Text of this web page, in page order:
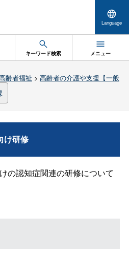
Language
キーワード検索 メニュー
齢者福祉 > 高齢者の介護や支援【一般
け研修
の認知症関連の研修について